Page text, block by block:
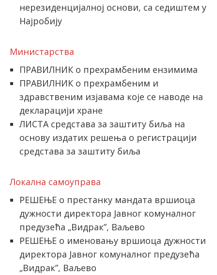
нерезиденцијалној основи, са седиштем у
Најробију
Министарствa
ПРАВИЛНИК o прехрамбеним ензимима
ПРАВИЛНИК о прехрамбеним и
здравственим изјавама које се наводе на
декларацији хране
ЛИСТА средстава за заштиту биља на
основу издатих решења о регистрацији
средстава за заштиту биља
Локална самоуправа
РЕШЕЊЕ о престанку мандата вршиоца
дужности директора Јавног комуналног
предузећа „Видрак”, Ваљево
РЕШЕЊЕ о именовању вршиоца дужности
директора Јавног комуналног предузећа
„Видрак”, Ваљево